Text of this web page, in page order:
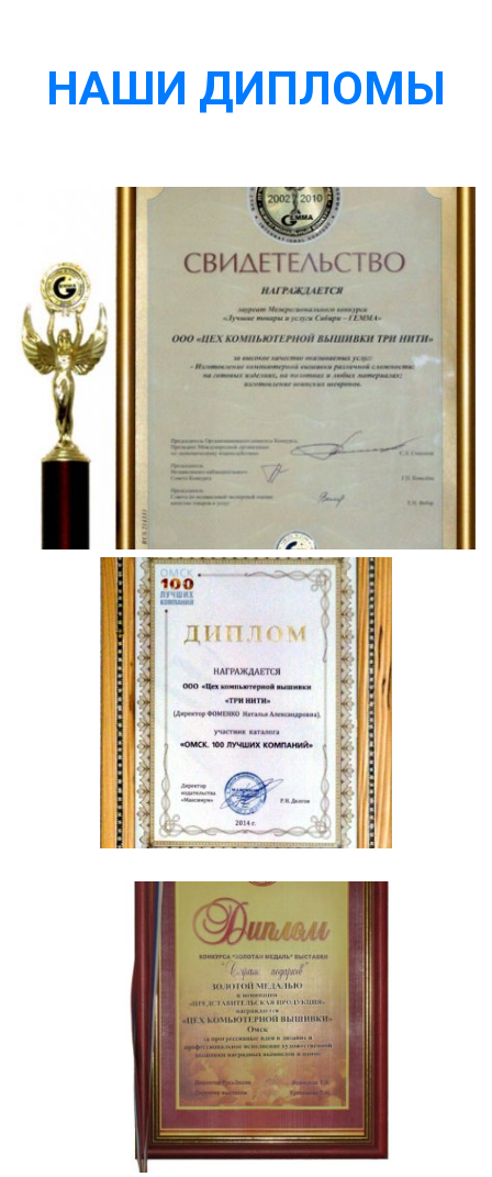
НАШИ ДИПЛОМЫ